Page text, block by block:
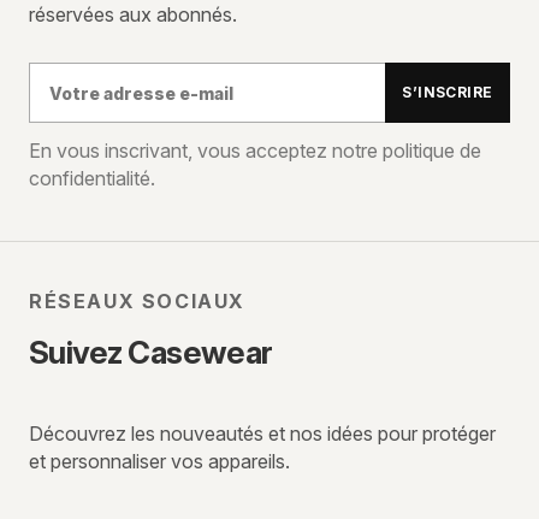
réservées aux abonnés.
e-
mail
S’INSCRIRE
En vous inscrivant, vous acceptez notre politique de
confidentialité.
RÉSEAUX SOCIAUX
Suivez Casewear
Découvrez les nouveautés et nos idées pour protéger
et personnaliser vos appareils.